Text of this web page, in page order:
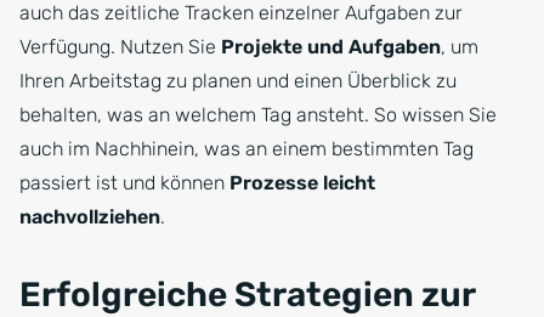
auch das zeitliche Tracken einzelner Aufgaben zur
Verfügung. Nutzen Sie Projekte und Aufgaben, um
Ihren Arbeitstag zu planen und einen Überblick zu
behalten, was an welchem Tag ansteht. So wissen Sie
auch im Nachhinein, was an einem bestimmten Tag
passiert ist und können Prozesse leicht
nachvollziehen.
Erfolgreiche Strategien zur